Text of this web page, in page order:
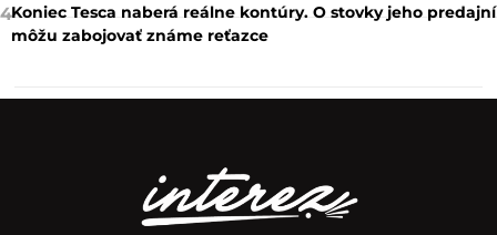
4Koniec Tesca naberá reálne kontúry. O stovky jeho predajní
môžu zabojovať známe reťazce